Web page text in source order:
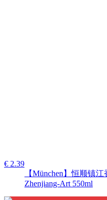
€ 2.39
【München】恒顺镇江
Zhenjiang-Art 550ml